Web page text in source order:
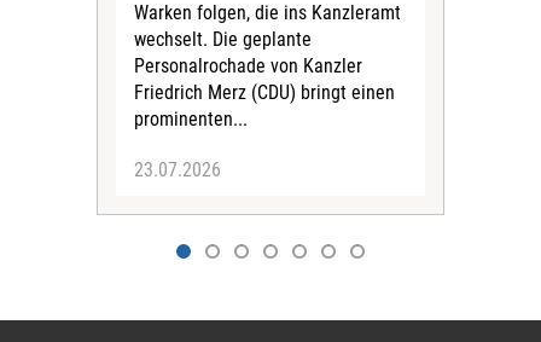
Warken folgen, die ins Kanzleramt
wechselt. Die geplante
Personalrochade von Kanzler
Friedrich Merz (CDU) bringt einen
prominenten...
23.07.2026